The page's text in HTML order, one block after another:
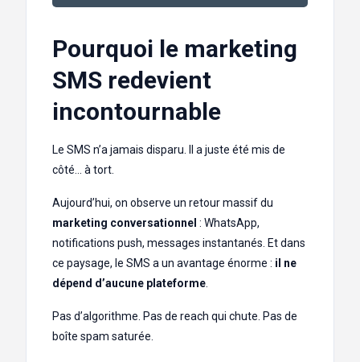
Pourquoi le marketing
SMS redevient
incontournable
Le SMS n’a jamais disparu. Il a juste été mis de
côté… à tort.
Aujourd’hui, on observe un retour massif du
marketing conversationnel : WhatsApp,
notifications push, messages instantanés. Et dans
ce paysage, le SMS a un avantage énorme : il ne
dépend d’aucune plateforme
Pas d’algorithme. Pas de reach qui chute. Pas de
boîte spam saturée.